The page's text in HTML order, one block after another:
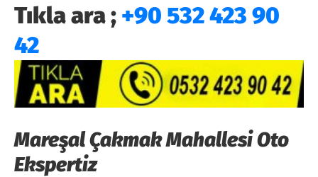
Tıkla ara ; +90 532 423 90
42
Mareşal Çakmak Mahallesi Oto
Ekspertiz